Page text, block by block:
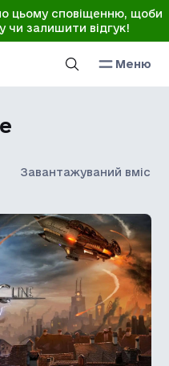
цьому сповіщенню, щоби
чи залишити відгук!
Меню
Завантажуваний вміст